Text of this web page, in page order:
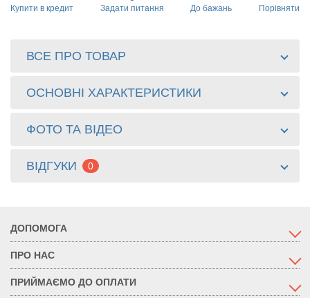
Купити в кредит Задати питання До бажань Порівняти
ВСЕ ПРО ТОВАР
ОСНОВНІ ХАРАКТЕРИСТИКИ
ФОТО ТА ВІДЕО
ВІДГУКИ 0
ДОПОМОГА
ПРО НАС
ПРИЙМАЄМО ДО ОПЛАТИ